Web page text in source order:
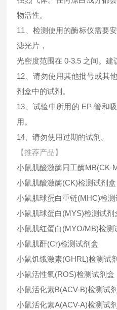
物活性。
11、检测使用的酶标仪需要
滤光片，
光密度范围在 0-3.5 之间。建
12、请勿使用其他批号或其
剂盒中的试剂。
13、试验中所用的 EP 管和
用。
14、请勿使用过期的试剂。
【推荐产品】
小鼠肌酸激酶同工酶MB(CK-
小鼠肌酸激酶(CK)检测试剂盒
小鼠肌球蛋白重链(MHC)检测
小鼠肌球蛋白(MYS)检测试剂
小鼠肌红蛋白(MYO/MB)检测
小鼠肌酐(Cr)检测试剂盒
小鼠饥饿激素(GHRL)检测试
小鼠活性氧(ROS)检测试剂盒
小鼠活化素B(ACV-B)检测试
小鼠活化素A(ACV-A)检测试